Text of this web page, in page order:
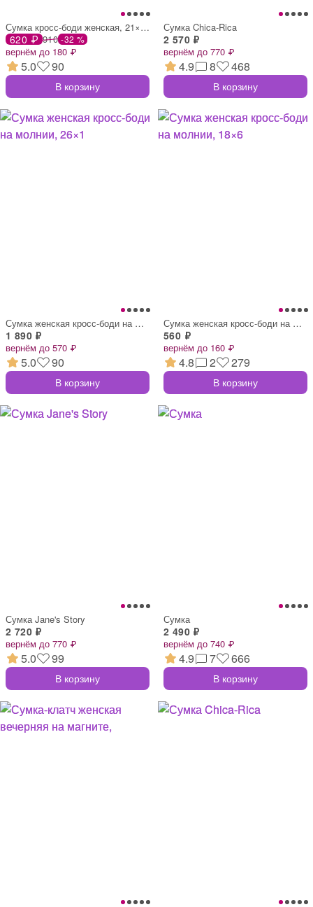
Сумка кросс-боди женская, 21×7×14 см, на
620 ₽ 910 -32 %
вернём до 180 ₽
5.0 90
В корзину
Сумка Chica-Rica
2 570 ₽
вернём до 770 ₽
4.9 8 468
В корзину
Сумка женская кросс-боди на молнии, 26×1
1 890 ₽
вернём до 570 ₽
5.0 90
В корзину
Сумка женская кросс-боди на молнии, 18×6
560 ₽
вернём до 160 ₽
4.8 2 279
В корзину
Сумка Jane's Story
2 720 ₽
вернём до 770 ₽
5.0 99
В корзину
Сумка
2 490 ₽
вернём до 740 ₽
4.9 7 666
В корзину